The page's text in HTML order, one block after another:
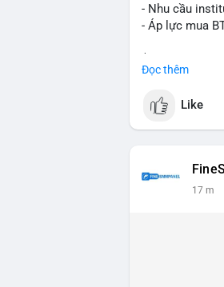
- Nhu cầu
- Áp lực mua
Đọc thêm
Like
17 m